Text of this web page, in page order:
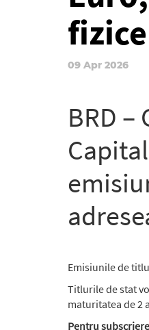
09 Apr 2026
BRD
Emisiunile de
Titlurile de stat
maturitatea de 2
Pentru